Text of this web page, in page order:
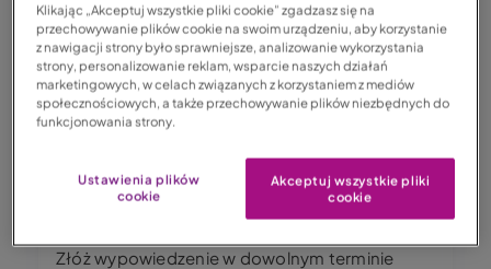
trwania. Pamiętaj - ta polisa nie odnowi się
automatycznie na kolejny rok,nie musisz jej
wypowiadać.
Złóż wypowiedzenie w dowolnym terminie
Klikając „Akceptuj wszystkie pliki cookie” zgadzasz się na
przechowywanie plików cookie na swoim urządzeniu, aby korzystanie
z nawigacji strony było sprawniejsze, analizowanie wykorzystania
strony, personalizowanie reklam, wsparcie naszych działań
marketingowych, w celach związanych z korzystaniem z mediów
społecznościowych, a także przechowywanie plików niezbędnych do
funkcjonowania strony.
Ustawienia plików
cookie
Akceptuj wszystkie pliki
cookie